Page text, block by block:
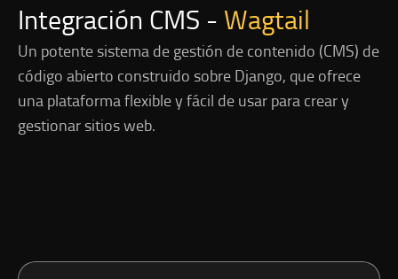
Integración CMS - Wagtail
Un potente sistema de gestión de contenido (CMS) de
código abierto construido sobre Django, que ofrece
una plataforma flexible y fácil de usar para crear y
gestionar sitios web.